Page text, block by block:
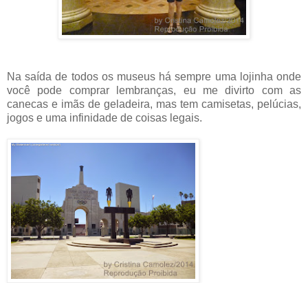
Na saída de todos os museus há sempre uma lojinha onde
você pode comprar lembranças, eu me divirto com as
canecas e imãs de geladeira, mas tem camisetas, pelúcias,
jogos e uma infinidade de coisas legais.